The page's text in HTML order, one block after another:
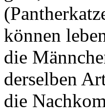
können
die
derselben
die